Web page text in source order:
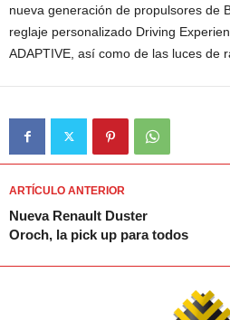
nueva generación de propulsores de
reglaje personalizado Driving
ADAPTIVE, así como de las luces de
ARTÍCULO ANTERIOR
Nueva Renault Duster
Oroch, la pick up para todos